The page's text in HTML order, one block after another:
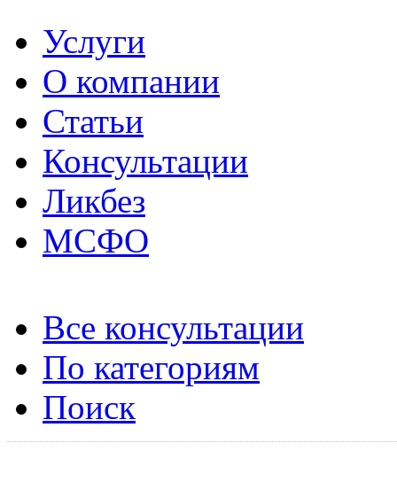
Услуги
О компании
Статьи
Консультации
Ликбез
МСФО
Все консультации
По категориям
Поиск